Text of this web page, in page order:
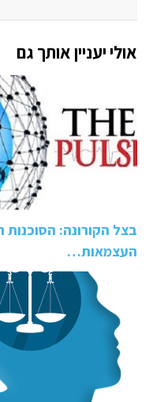
אולי יעניין אותך גם
בצל הקורונה:
העצמאות…